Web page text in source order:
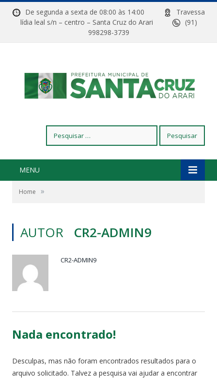
De segunda a sexta de 08:00 às 14:00
Travessa
lídia leal s/n – centro – Santa Cruz do Arari
(91)
998298-3739
por:
MENU
Home »
AUTOR CR2-ADMIN9
CR2-ADMIN9
Nada encontrado!
Desculpas, mas não foram encontrados resultados para o
arquivo solicitado. Talvez a pesquisa vai ajudar a encontrar